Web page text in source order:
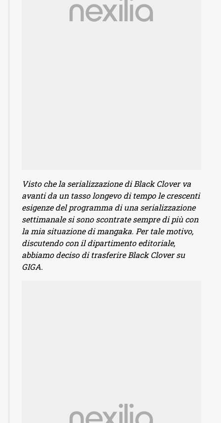
Visto che la serializzazione di Black Clover va
avanti da un tasso longevo di tempo le crescenti
esigenze del programma di una serializzazione
settimanale si sono scontrate sempre di più con
la mia situazione di mangaka. Per tale motivo,
discutendo con il dipartimento editoriale,
abbiamo deciso di trasferire Black Clover su
GIGA.